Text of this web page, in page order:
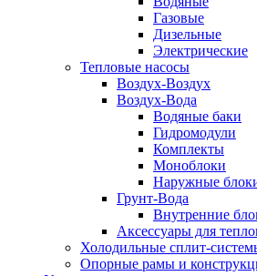
Газовые
Дизельные
Электрические
Тепловые насосы
Воздух-Воздух
Воздух-Вода
Водяные баки
Гидромодули
Комплекты
Моноблоки
Наружные
Грунт-Вода
Внутренние
Аксессуары для
Холодильные сплит-
Опорные рамы и